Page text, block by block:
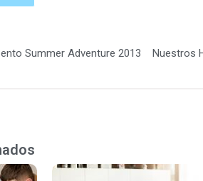
Summer Adventure 2013